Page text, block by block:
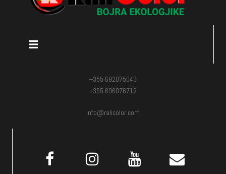
+355 692075043
+355 696076712
info@ralicolor.com